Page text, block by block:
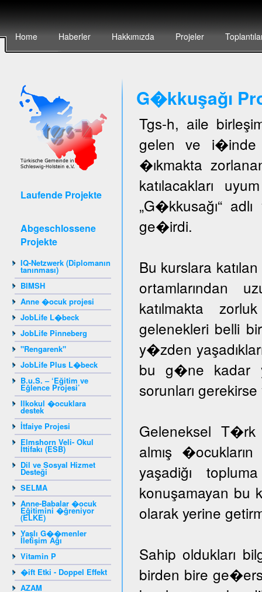
Home Haberler Hakkımızda Projeler
Laufende Projekte
Abgeschlossene
Projekte
IQ-Netzwerk (Diplomanın
tanınması)
BIMSH
Anne �ocuk projesi
JobLife L�beck
JobLife Pinneberg
"Rengarenk"
JobLife Plus L�beck
B.u.S. – ‘Eğitim ve
Eğlence Projesi’
Ilkokul �ocuklara
destek
İtfaiye Projesi
Elmshorn Veli- Okul
İttifakı (ESB)
Dil ve Sosyal Hizmet
Desteği
SELMA
Anne-Babalar �ocuk
Eğitimini �ğreniyor
(ELKE)
Yaşlı G��menler
İletişim Ağı
Vitamin P
�ift Etki - Doppel Effekt
AZAM
G�kkuşağı
Tgs-h, aile
gelen ve i�inde
�ıkmakta
katılacakları
„G�kkusağı“
ge�irdi.
Bu kurslara
ortamlarından
katılmakta
gelenekleri belli
y�zden
bu g�ne kadar
sorunları
Geleneksel
almış
yaşadiğı
konuşamayan bu
olarak yerine
Sahip oldukları
birden bire